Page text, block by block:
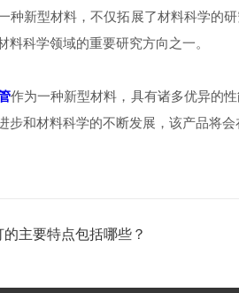
新型材料，不仅拓展了材料科学的研
料科学领域的重要研究方向之一。
作为一种新型材料，具有诸多优异的
步和材料科学的不断发展，该产品将
主要特点包括哪些？